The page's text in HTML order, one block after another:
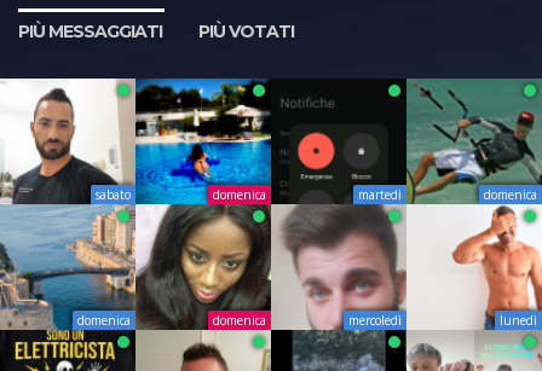
PIÙ MESSAGGIATI
PIÙ VOTATI
sabato domenica martedì domenica
domenica domenica mercoledì lunedì